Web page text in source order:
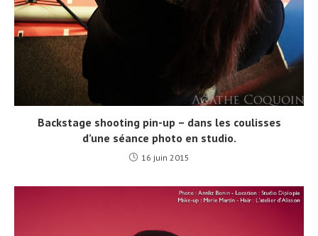
Backstage shooting pin-up – dans les coulisses
d’une séance photo en studio.
16 juin 2015